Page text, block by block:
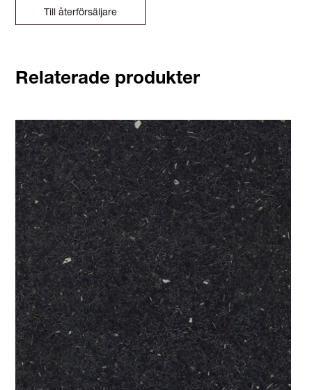
Till återförsäljare
Relaterade produkter